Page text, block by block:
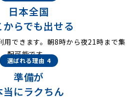
日本全国
からでも出せる
用できます。朝8時から夜21時まで集
配可能です。
選ばれる理由 4
準備が
当にラクちん